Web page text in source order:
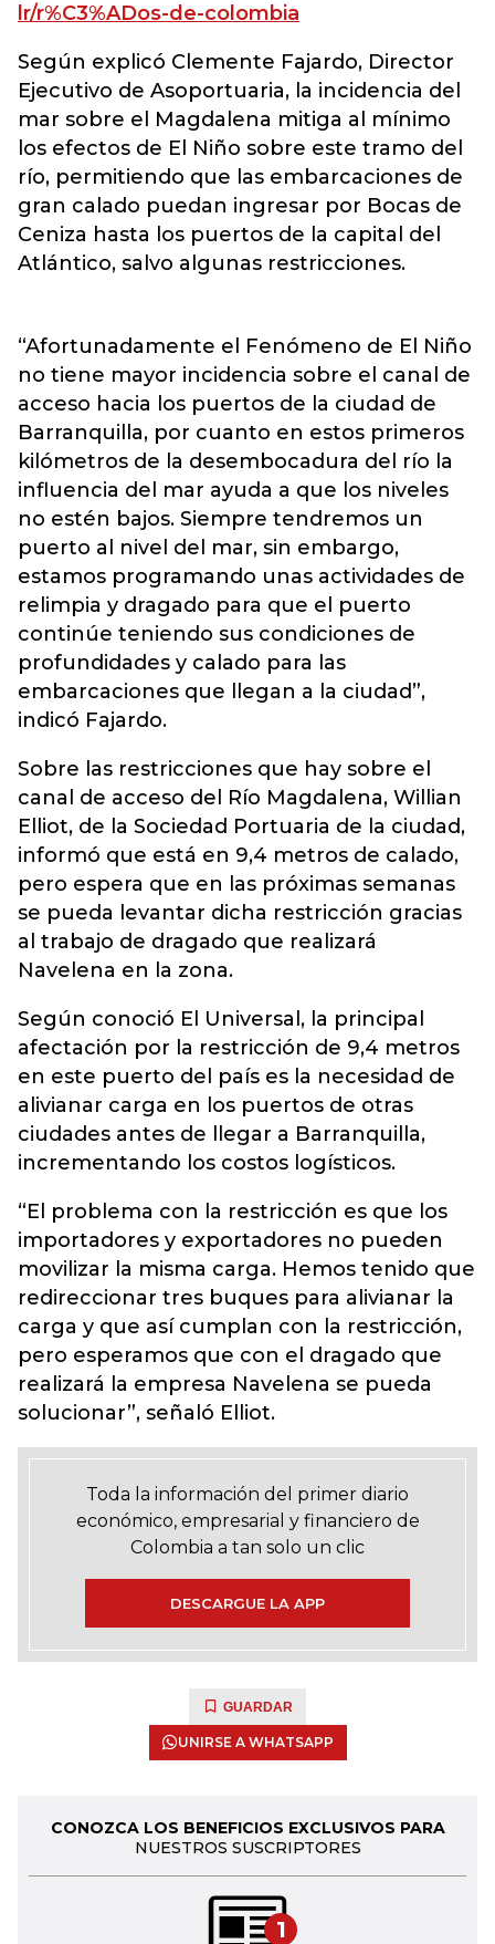
lr/r%C3%ADos-de-colombia
Según explicó Clemente Fajardo, Director
Ejecutivo de Asoportuaria, la incidencia del
mar sobre el Magdalena mitiga al mínimo
los efectos de El Niño sobre este tramo del
río, permitiendo que las embarcaciones de
gran calado puedan ingresar por Bocas de
Ceniza hasta los puertos de la capital del
Atlántico, salvo algunas restricciones.
“Afortunadamente el Fenómeno de El Niño
no tiene mayor incidencia sobre el canal de
acceso hacia los puertos de la ciudad de
Barranquilla, por cuanto en estos primeros
kilómetros de la desembocadura del río la
influencia del mar ayuda a que los niveles
no estén bajos. Siempre tendremos un
puerto al nivel del mar, sin embargo,
estamos programando unas actividades de
relimpia y dragado para que el puerto
continúe teniendo sus condiciones de
profundidades y calado para las
embarcaciones que llegan a la ciudad”,
indicó Fajardo.
Sobre las restricciones que hay sobre el
canal de acceso del Río Magdalena, Willian
Elliot, de la Sociedad Portuaria de la ciudad,
informó que está en 9,4 metros de calado,
pero espera que en las próximas semanas
se pueda levantar dicha restricción gracias
al trabajo de dragado que realizará
Navelena en la zona.
Según conoció El Universal, la principal
afectación por la restricción de 9,4 metros
en este puerto del país es la necesidad de
alivianar carga en los puertos de otras
ciudades antes de llegar a Barranquilla,
incrementando los costos logísticos.
“El problema con la restricción es que los
importadores y exportadores no pueden
movilizar la misma carga. Hemos tenido que
redireccionar tres buques para alivianar la
carga y que así cumplan con la restricción,
pero esperamos que con el dragado que
realizará la empresa Navelena se pueda
solucionar”, señaló Elliot.
Toda la información del primer diario
económico, empresarial y financiero de
Colombia a tan solo un clic
DESCARGUE LA APP
GUARDAR
UNIRSE A WHATSAPP
CONOZCA LOS BENEFICIOS EXCLUSIVOS PARA
NUESTROS SUSCRIPTORES
1